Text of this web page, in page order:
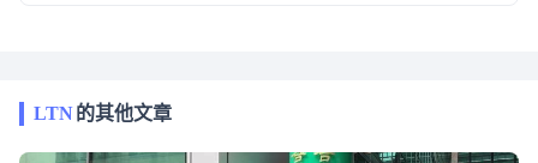
LTN的其他文章